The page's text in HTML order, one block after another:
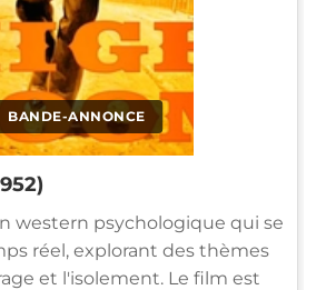
BANDE-ANNONCE
western psychologique qui se
réel, explorant des thèmes
et l'isolement. Le film est